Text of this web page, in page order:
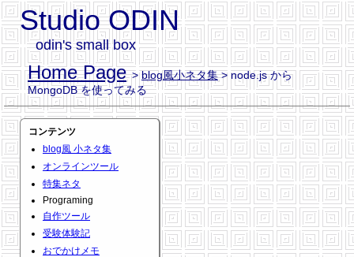
Studio ODIN
odin's small box
Home Page >blog風小ネタ集> node.js から
MongoDB を使ってみる
コンテンツ
blog風 小ネタ集
オンラインツール
特集ネタ
Programing
自作ツール
受験体験記
おでかけメモ